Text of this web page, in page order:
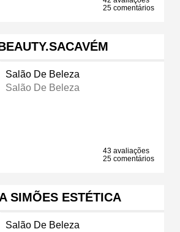
25 comentários
Salão De Beleza
Salão De Beleza
43 avaliações
25 comentários
SIMÕES ESTÉTICA
Salão De Beleza